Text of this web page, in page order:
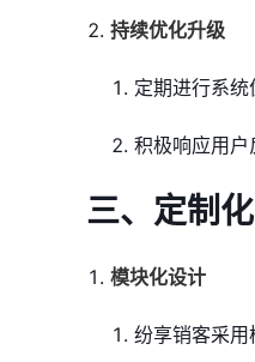
持续优化升级
定期进行系统
积极响应用户
三、定制
模块化设计
纷享销客采用